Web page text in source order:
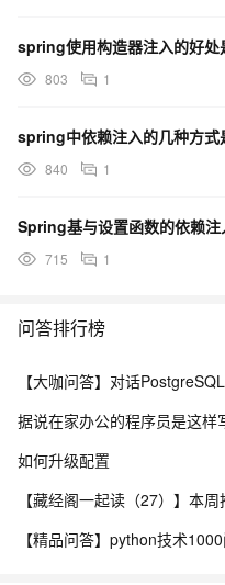
spring使用构造器注入的好处
803 1
spring中依赖注入的几种方式
840 1
Spring基与设置函数的依赖注
715 1
问答排行榜
据说在家办公的程序员是这样
如何升级配置
【精品问答】python技术